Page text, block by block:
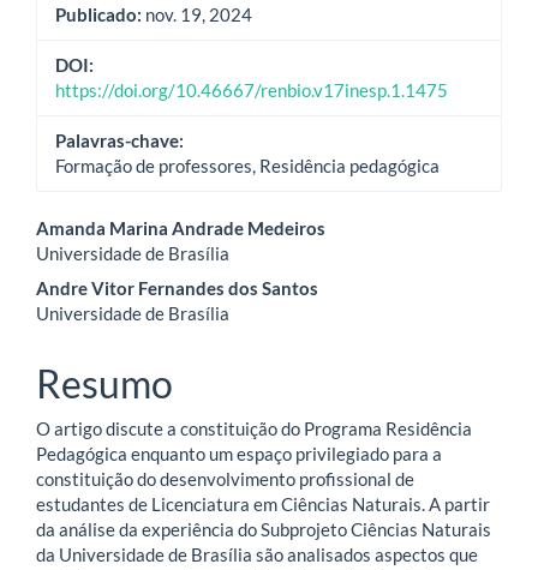
Publicado: nov. 19, 2024
DOI:
https://doi.org/10.46667/renbio.v17inesp.1.1475
Palavras-chave:
Formação de professores, Residência pedagógica
Conteúdo
do
artigo
principal
Amanda Marina Andrade Medeiros
Universidade de Brasília
Andre Vitor Fernandes dos Santos
Universidade de Brasília
Resumo
O artigo discute a constituição do Programa Residência
Pedagógica enquanto um espaço privilegiado para a
constituição do desenvolvimento profissional de
estudantes de Licenciatura em Ciências Naturais. A partir
da análise da experiência do Subprojeto Ciências Naturais
da Universidade de Brasília são analisados aspectos que